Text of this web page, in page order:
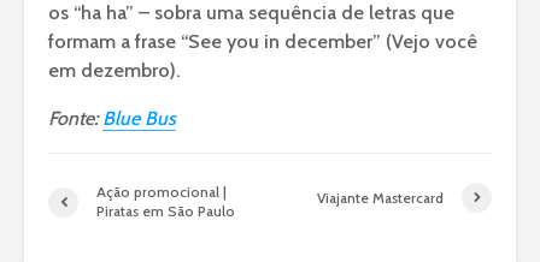
os “ha ha” – sobra uma sequência de letras que
formam a frase “See you in december” (Vejo você
em dezembro).
Fonte:Blue Bus
Ação promocional |
Piratas em São Paulo
Viajante Mastercard